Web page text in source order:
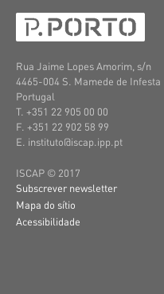
Rua Jaime Lopes Amorim, s/n
4465-004 S. Mamede de Infesta
Portugal
T. +351 22 905 00 00
F. +351 22 902 58 99
E. instituto@iscap.ipp.pt
ISCAP © 2017
Subscrever newsletter
Mapa do sítio
Acessibilidade